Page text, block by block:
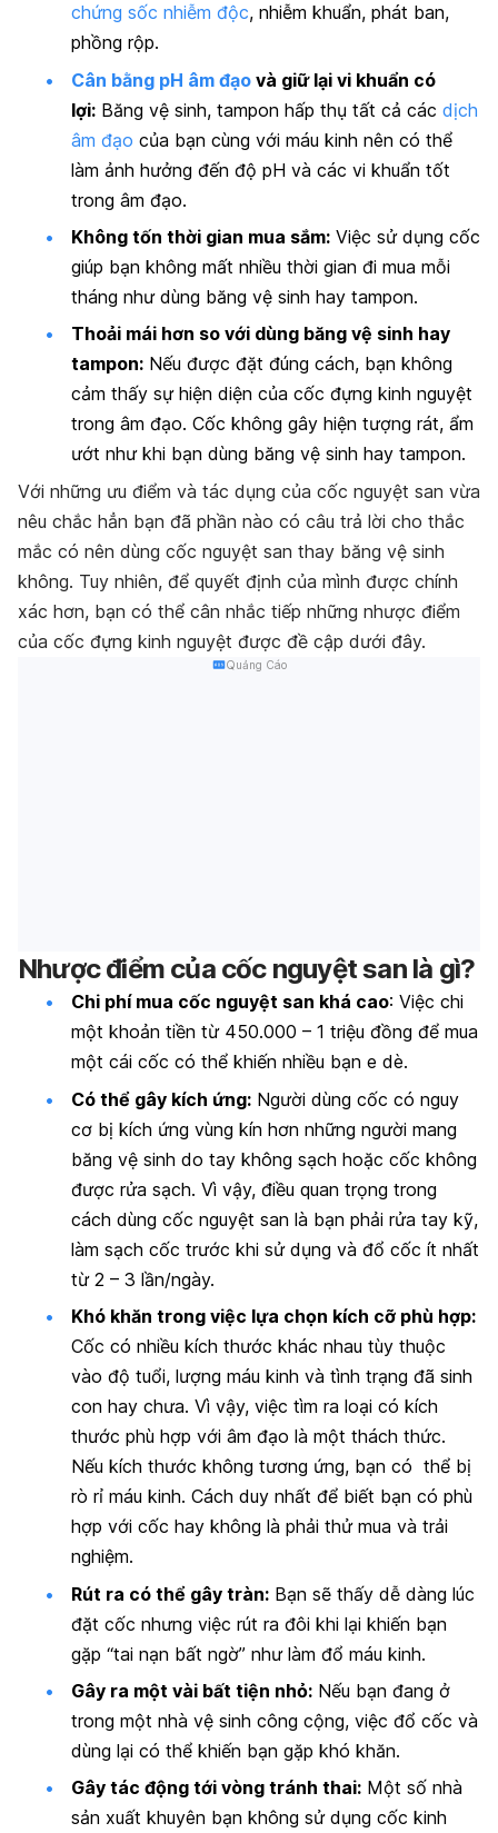
chứng sốc nhiễm độc, nhiễm khuẩn, phát ban,
phồng rộp.
Cân bằng pH âm đạo và giữ lại vi khuẩn có
lợi: Băng vệ sinh, tampon hấp thụ tất cả các dịch
âm đạo của bạn cùng với máu kinh nên có thể
làm ảnh hưởng đến độ pH và các vi khuẩn tốt
trong âm đạo.
Không tốn thời gian mua sắm: Việc sử dụng cốc
giúp bạn không mất nhiều thời gian đi mua mỗi
tháng như dùng băng vệ sinh hay tampon.
Thoải mái hơn so với dùng băng vệ sinh hay
tampon: Nếu được đặt đúng cách, bạn không
cảm thấy sự hiện diện của cốc đựng kinh nguyệt
trong âm đạo. Cốc không gây hiện tượng rát, ẩm
ướt như khi bạn dùng băng vệ sinh hay tampon.
Với những ưu điểm và tác dụng của cốc nguyệt san vừa
nêu chắc hẳn bạn đã phần nào có câu trả lời cho thắc
mắc có nên dùng cốc nguyệt san thay băng vệ sinh
không. Tuy nhiên, để quyết định của mình được chính
xác hơn, bạn có thể cân nhắc tiếp những nhược điểm
của cốc đựng kinh nguyệt được đề cập dưới đây.
Quảng Cáo
Nhược điểm của cốc nguyệt san là gì?
Chi phí mua cốc nguyệt san khá cao: Việc chi
một khoản tiền từ 450.000 – 1 triệu đồng để mua
một cái cốc có thể khiến nhiều bạn e dè.
Có thể gây kích ứng: Người dùng cốc có nguy
cơ bị kích ứng vùng kín hơn những người mang
băng vệ sinh do tay không sạch hoặc cốc không
được rửa sạch. Vì vậy, điều quan trọng trong
cách dùng cốc nguyệt san là bạn phải rửa tay kỹ,
làm sạch cốc trước khi sử dụng và đổ cốc ít nhất
từ 2 – 3 lần/ngày.
Khó khăn trong việc lựa chọn kích cỡ phù hợp:
Cốc có nhiều kích thước khác nhau tùy thuộc
vào độ tuổi, lượng máu kinh và tình trạng đã sinh
con hay chưa. Vì vậy, việc tìm ra loại có kích
thước phù hợp với âm đạo là một thách thức.
Nếu kích thước không tương ứng, bạn có thể bị
rò rỉ máu kinh. Cách duy nhất để biết bạn có phù
hợp với cốc hay không là phải thử mua và trải
nghiệm.
Rút ra có thể gây tràn: Bạn sẽ thấy dễ dàng lúc
đặt cốc nhưng việc rút ra đôi khi lại khiến bạn
gặp “tai nạn bất ngờ” như làm đổ máu kinh.
Gây ra một vài bất tiện nhỏ: Nếu bạn đang ở
trong một nhà vệ sinh công cộng, việc đổ cốc và
dùng lại có thể khiến bạn gặp khó khăn.
Gây tác động tới vòng tránh thai: Một số nhà
sản xuất khuyên bạn không sử dụng cốc kinh